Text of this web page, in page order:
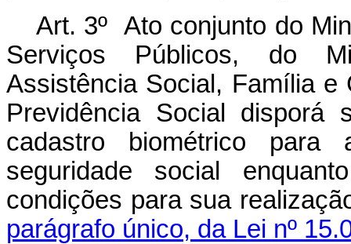
Art. 3º Ato conjunto do
Serviços Públicos, do
Assistência Social, Família
Previdência Social disporá
cadastro biométrico
seguridade social
condições para sua
parágrafo único, da Lei nº